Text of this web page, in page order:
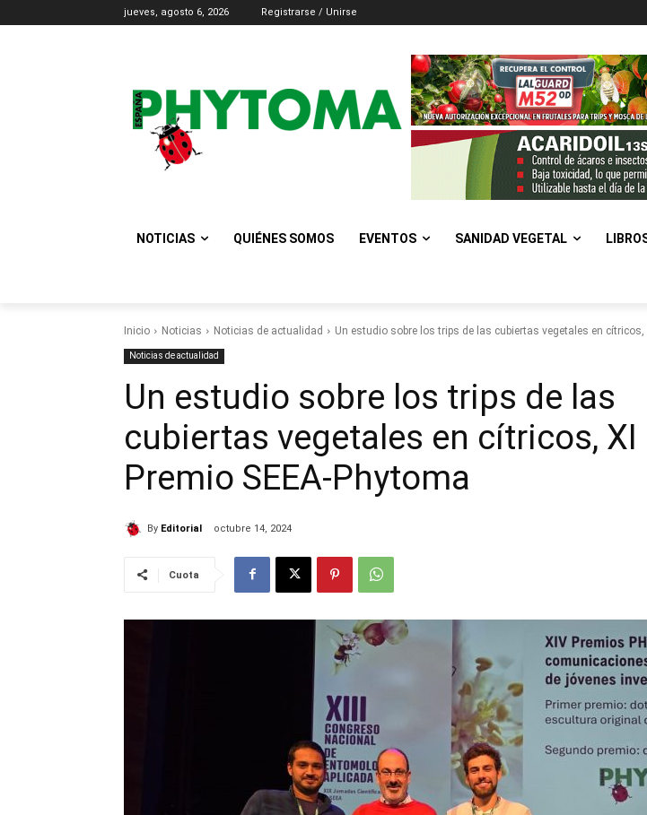
jueves, agosto 6, 2026 Registrarse / Unirse
NOTICIAS QUIÉNES SOMOS EVENTOS SANIDAD VEGETAL
Inicio Noticias Noticias de actualidad Un estudio sobre los trips de las cubiertas vegetales en cítricos,
Noticias de actualidad
Un estudio sobre los trips de las
cubiertas vegetales en cítricos, XI
Premio SEEA-Phytoma
By Editorial octubre 14, 2024
Cuota